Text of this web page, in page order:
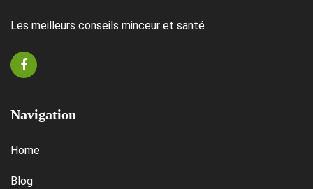
Les meilleurs conseils minceur et santé
Navigation
Home
Blog